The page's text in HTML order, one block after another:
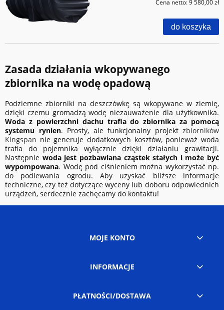
Cena netto:9 580,00 zł
do koszyka
Zasada działania wkopywanego
zbiornika na wodę opadową
Podziemne zbiorniki na deszczówkę są wkopywane w ziemię,
dzięki czemu gromadzą wodę niezauważenie dla użytkownika.
Woda z powierzchni dachu trafia do zbiornika za pomocą
systemu rynien. Prosty, ale funkcjonalny projekt zbiorników
Kingspan nie generuje dodatkowych kosztów, ponieważ woda
trafia do pojemnika wyłącznie dzięki działaniu grawitacji.
Następnie woda jest pozbawiana cząstek stałych i może być
wypompowana. Wodę pod ciśnieniem można wykorzystać np.
do podlewania ogrodu. Aby uzyskać bliższe informacje
techniczne, czy też dotyczące wyceny lub doboru odpowiednich
urządzeń, serdecznie zachęcamy do kontaktu!
MOJE KONTO
INFORMACJE
PŁATNOŚCI/DOSTAWA